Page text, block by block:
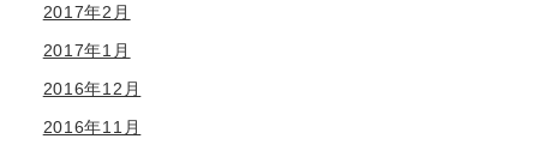
2017年2月
2017年1月
2016年12月
2016年11月